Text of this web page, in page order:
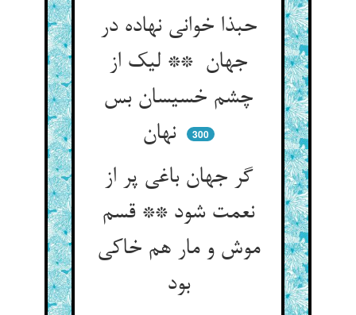
حبذا خوانی نهاده در
جهان ** لیک از
چشم خسیسان بس
نهان
300
گر جهان باغی پر از
نعمت شود ** قسم
موش و مار هم خاکی
بود